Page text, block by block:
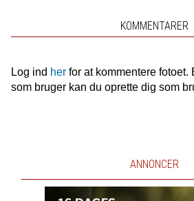
KOMMENTARER
Log ind herfor at kommentere fotoet.
som bruger kan du oprette dig som
ANNONCER